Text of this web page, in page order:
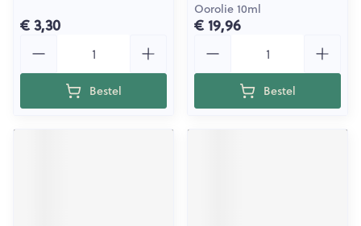
€ 3,30
Bestel
Oorolie 10ml
€ 19,96
Bestel